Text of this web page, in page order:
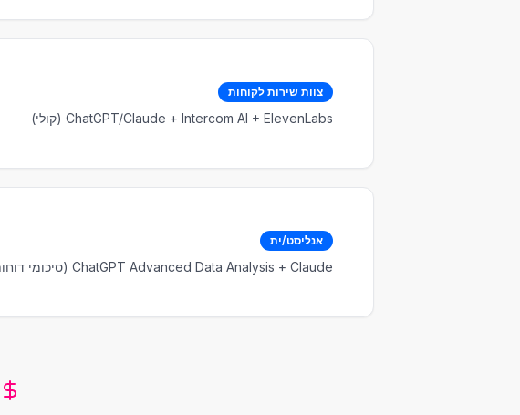
צוות שירות לקוחות
ChatGPT/Claude + Intercom AI + ElevenLabs (קולי)
אנליסט/ית
ChatGPT Advanced Data Analysis + Claude (סיכומי דוחות)